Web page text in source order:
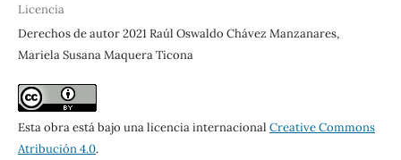
Licencia
Derechos de autor 2021 Raúl Oswaldo Chávez Manzanares,
Mariela Susana Maquera Ticona
Esta obra está bajo una licencia internacional Creative Commons
Atribución 4.0.